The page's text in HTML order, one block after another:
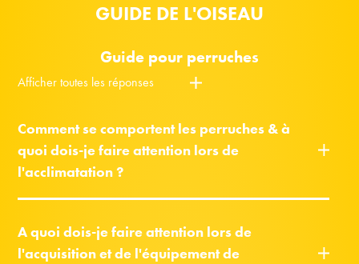
GUIDE DE L'OISEAU
Guide pour perruches
Afficher toutes les réponses
Comment se comportent les perruches & à
quoi dois-je faire attention lors de
l'acclimatation ?
A quoi dois-je faire attention lors de
l'acquisition et de l'équipement de